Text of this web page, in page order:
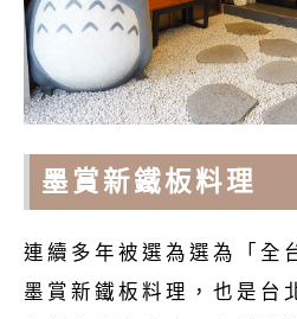
墨賞新鐵板料理
連續多年被選為選為「全
墨賞新鐵板料理，也是台